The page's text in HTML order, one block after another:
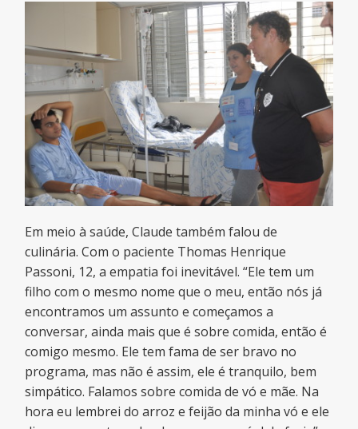
Em meio à saúde, Claude também falou de
culinária. Com o paciente Thomas Henrique
Passoni, 12, a empatia foi inevitável. “Ele tem um
filho com o mesmo nome que o meu, então nós já
encontramos um assunto e começamos a
conversar, ainda mais que é sobre comida, então é
comigo mesmo. Ele tem fama de ser bravo no
programa, mas não é assim, ele é tranquilo, bem
simpático. Falamos sobre comida de vó e mãe. Na
hora eu lembrei do arroz e feijão da minha vó e ele